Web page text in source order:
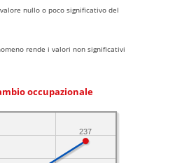
nullo o poco significativo del
rende i valori non significativi
occupazionale
237